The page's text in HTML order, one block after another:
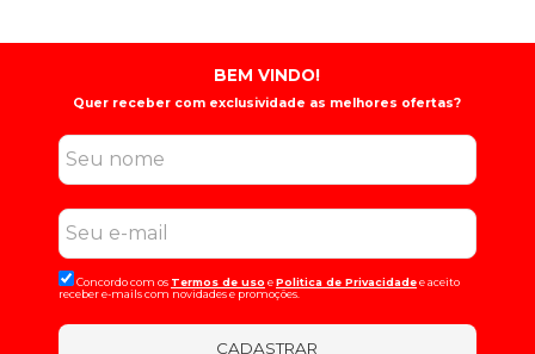
BEM VINDO!
Quer receber com exclusividade as melhores ofertas?
Concordo com os Termos de uso ePolitica de Privacidadee aceito
receber e-mails com novidades e promoções.
CADASTRAR